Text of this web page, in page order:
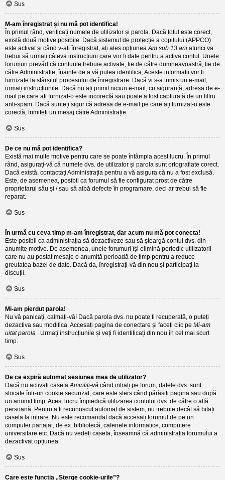
Sus
M-am înregistrat și nu mă pot identifica!
În primul rând, verificați numele de utilizator și parola. Dacă totul este corect,
există două motive posibile. Dacă sistemul de protecție a copilului (APPCO)
este activat și când v-ați înregistrat, ați ales opțiuneaAm sub 13 ani atunci va
trebui să urmați câteva instrucțiuni care vor fi date pentru a activa contul. Unele
forumuri prevăd că conturile trebuie activate, fie de către dumneavoastră, fie de
către Administrație, înainte de a vă putea identifica; Aceste informații vor fi
furnizate la sfârșitul procesului de înregistrare. Dacă vi s-a trimis un e-mail,
urmați instrucțiunile. Dacă nu ați primit niciun e-mail, cu siguranță, adresa de e-
mail pe care ați furnizat-o este incorectă sau poate a fost capturată de un filtru
anti-spam. Dacă sunteți sigur că adresa de e-mail pe care ați furnizat-o este
corectă, trimiteți un mesaj către Administrație.
Sus
De ce nu mă pot identifica?
Există mai multe motive pentru care se poate întâmpla acest lucru. În primul
rând, asigurați-vă că numele dvs. de utilizator și parola sunt ortografiate corect.
Dacă există, contactați Administrația pentru a vă asigura că nu a fost exclusă.
Este, de asemenea, posibil ca forumul să fie configurat prost de către
proprietarul său și / sau să aibă defecte în programare, deci ar trebui să fie
reparat.
Sus
În urmă cu ceva timp m-am înregistrat, dar acum nu mă pot conecta!
Este posibil ca administrația să dezactiveze sau să șteargă contul dvs. din
anumite motive. De asemenea, unele forumuri își elimină periodic utilizatorii
care nu au postat mesaje o anumită perioadă de timp pentru a reduce
greutatea bazei de date. Dacă da, înregistrați-vă din nou și participați la
discuții.
Sus
Mi-am pierdut parola!
Nu vă panicați, calmați-vă! Dacă parola dvs. nu poate fi recuperată, o puteți
dezactiva sau modifica. Accesați pagina de conectare și faceți clic pe Mi-am
uitat parola . Urmați instrucțiunile și veți fi identificați din nou în cel mai scurt
timp.
Sus
De ce expiră automat sesiunea mea de utilizator?
Dacă nu activați casetaAmintiți-vă când intrați pe forum, datele dvs. sunt
stocate într-un cookie securizat, care este șters când părăsiți pagina sau după
un anumit timp. Acest lucru împiedică utilizarea contului dvs. de către o altă
persoană. Pentru a fi recunoscut automat de sistem, nu trebuie decât să bifați
caseta la intrare. Nu este recomandat dacă accesați forumul de pe un
computer partajat, de ex. bibliotecă, cafenele informatice, computere
universitare etc. Dacă nu vedeți caseta, înseamnă că administrația forumului a
dezactivat opțiunea.
Sus
Care este funcția „Șterge cookie-urile”?